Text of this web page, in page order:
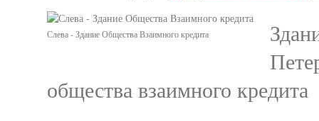
Слева - Здание Общества Взаимного кредита
общества взаимного кредита